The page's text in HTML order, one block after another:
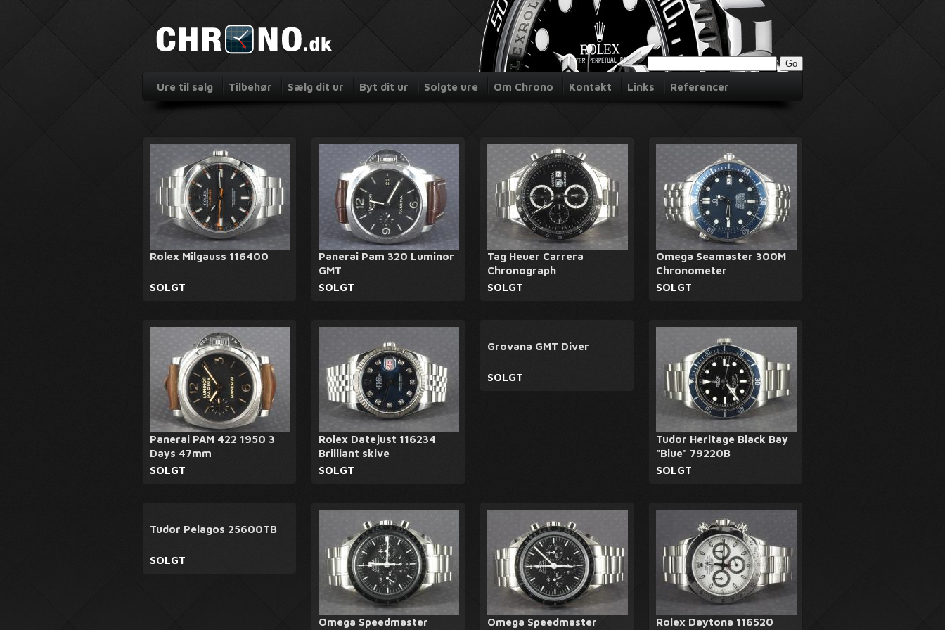
Ure til salg Tilbehør Sælg dit ur Byt dit ur Solgte ure Om Chrono Kontakt Links Referencer
Rolex Milgauss 116400
SOLGT
Panerai Pam 320 Luminor
GMT
SOLGT
Tag Heuer Carrera
Chronograph
SOLGT
Omega Seamaster 300M
Chronometer
SOLGT
Panerai PAM 422 1950 3
Days 47mm
SOLGT
Rolex Datejust 116234
Brilliant skive
SOLGT
Grovana GMT Diver
SOLGT
Tudor Heritage Black Bay
"Blue" 79220B
SOLGT
Tudor Pelagos 25600TB
SOLGT
Omega Speedmaster Omega Speedmaster Rolex Daytona 116520